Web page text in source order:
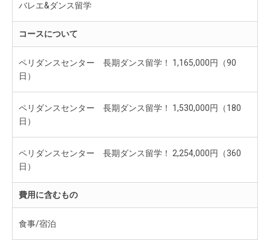
バレエ&ダンス留学
コースについて
ペリダンスセンター 長期ダンス留学！ 1,165,000円（90
日）
ペリダンスセンター 長期ダンス留学！ 1,530,000円（180
日）
ペリダンスセンター 長期ダンス留学！ 2,254,000円（360
日）
費用に含むもの
食事/宿泊